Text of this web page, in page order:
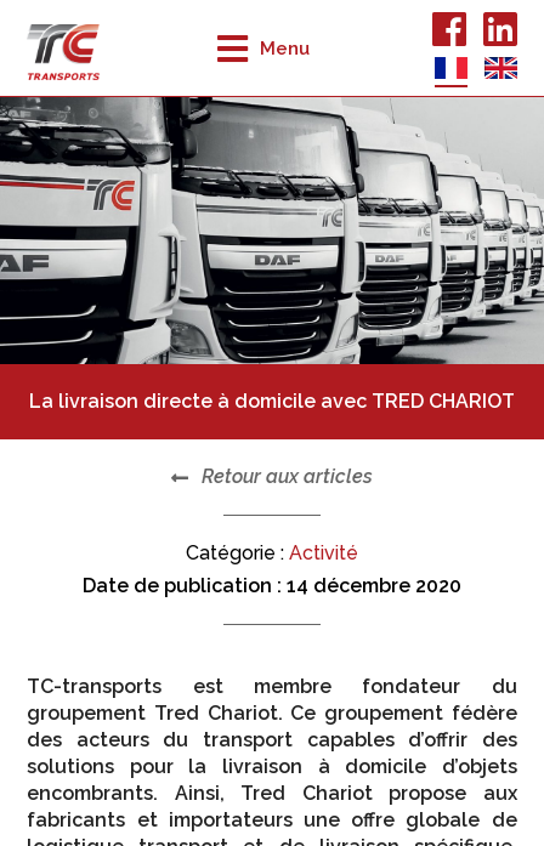
Menu
La livraison directe à domicile avec TRED CHARIOT
Retour aux articles
Catégorie : Activité
Date de publication : 14 décembre 2020
TC-transports est membre fondateur du
groupement Tred Chariot. Ce groupement fédère
des acteurs du transport capables d’offrir des
solutions pour la livraison à domicile d’objets
encombrants. Ainsi, Tred Chariot propose aux
fabricants et importateurs une offre globale de